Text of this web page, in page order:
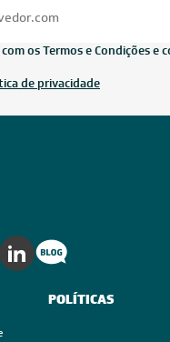
os Termos e Condições e
de privacidade
POLÍTICAS